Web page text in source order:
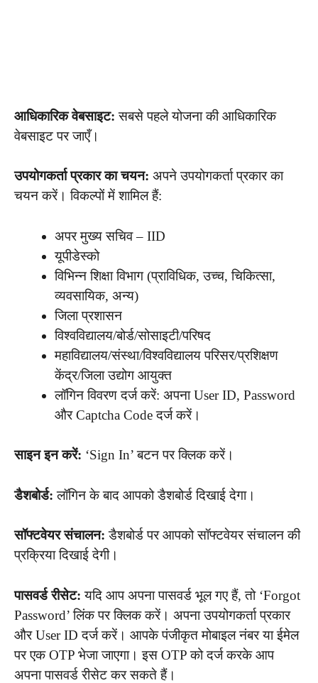
आधिकारिक वेबसाइट: सबसे पहले योजना की आधिकारिक
वेबसाइट पर जाएँ।
उपयोगकर्ता प्रकार का चयन: अपने उपयोगकर्ता प्रकार का
चयन करें। विकल्पों में शामिल हैं:
अपर मुख्य सचिव – IID
यूपीडेस्को
विभिन्न शिक्षा विभाग (प्राविधिक, उच्च, चिकित्सा,
व्यवसायिक, अन्य)
जिला प्रशासन
विश्वविद्यालय/बोर्ड/सोसाइटी/परिषद
महाविद्यालय/संस्था/विश्वविद्यालय परिसर/प्रशिक्षण
केंद्र/जिला उद्योग आयुक्त
लॉगिन विवरण दर्ज करें: अपना User ID, Password
और Captcha Code दर्ज करें।
साइन इन करें: ‘Sign In’ बटन पर क्लिक करें।
डैशबोर्ड: लॉगिन के बाद आपको डैशबोर्ड दिखाई देगा।
सॉफ्टवेयर संचालन: डैशबोर्ड पर आपको सॉफ्टवेयर संचालन की
प्रक्रिया दिखाई देगी।
पासवर्ड रीसेट: यदि आप अपना पासवर्ड भूल गए हैं, तो ‘Forgot
Password’ लिंक पर क्लिक करें। अपना उपयोगकर्ता प्रकार
और User ID दर्ज करें। आपके पंजीकृत मोबाइल नंबर या ईमेल
पर एक OTP भेजा जाएगा। इस OTP को दर्ज करके आप
अपना पासवर्ड रीसेट कर सकते हैं।